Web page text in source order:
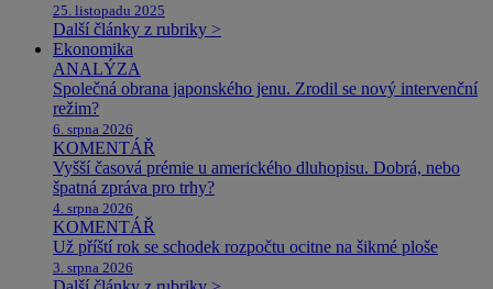
25. listopadu 2025
Další články z rubriky >
Ekonomika
ANALÝZA
Společná obrana japonského jenu. Zrodil se nový intervenční
režim?
6. srpna 2026
KOMENTÁŘ
Vyšší časová prémie u amerického dluhopisu. Dobrá, nebo
špatná zpráva pro trhy?
4. srpna 2026
KOMENTÁŘ
Už příští rok se schodek rozpočtu ocitne na šikmé ploše
3. srpna 2026